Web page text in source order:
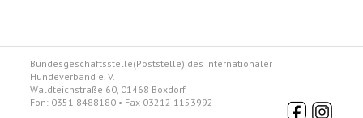
Bundesgeschäftsstelle(Poststelle) des Internationaler
Hundeverband e. V.
Waldteichstraße 60, 01468 Boxdorf
Fon: 0351 8488180 • Fax 03212 1153992